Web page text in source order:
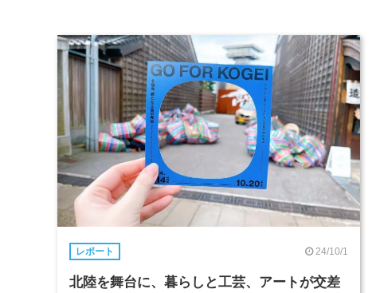
レポート 24/10/1
北陸を舞台に、暮らしと工芸、アートが交差